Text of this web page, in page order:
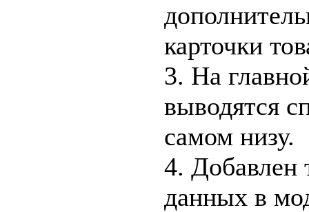
карточки
3. На
выводятся
самом низу.
4. Добавлен
данных в